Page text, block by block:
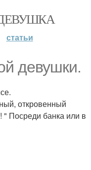
статьи
девушки.
откровенный
Посреди банка или в